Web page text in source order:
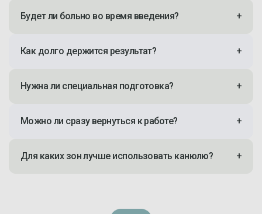
Будет ли больно во время введения? +
Как долго держится результат? +
Нужна ли специальная подготовка? +
Можно ли сразу вернуться к работе? +
Для каких зон лучше использовать канюлю? +